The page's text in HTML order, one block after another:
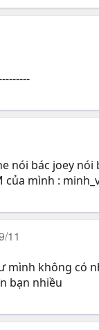
nói bác joey
của mình :
11
mình không có
bạn nhiều